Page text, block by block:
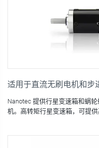
适用于直流无刷电机和步
Nanotec 提供行星变速箱和蜗
机。高转矩行星变速箱，可提供